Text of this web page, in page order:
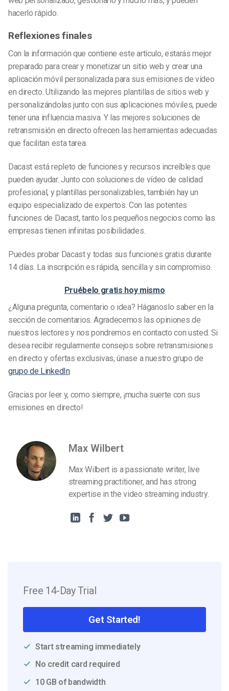
hacerlo rápido.
Reflexiones finales
Con la información que contiene este artículo, estarás mejor
preparado para creary monetizarun sitio web y crear una
aplicación móvil personalizada para sus emisiones de vídeo
en directo. Utilizando las mejores plantillas de sitios web y
personalizándolas junto con sus aplicaciones móviles, puede
tener una influencia masiva. Y las mejores soluciones de
retransmisión en directo ofrecen las herramientas adecuadas
que facilitan esta tarea.
Dacast está repleto de funciones y recursos increíbles que
pueden ayudar. Junto con soluciones de vídeo de calidad
profesional, y plantillas personalizables, también hay un
equipo especializado de expertos. Con las potentes
funciones de Dacast, tanto los pequeños negocios como las
empresas tienen infinitas posibilidades.
Puedes probar Dacast y todas sus funciones gratis durante
14 días. La inscripción es rápida, sencilla y sin compromiso.
Pruébelo gratis hoy mismo
¿Alguna pregunta, comentario o idea? Háganoslo saber en la
sección de comentarios. Agradecemos las opiniones de
nuestros lectores y nos pondremos en contacto con usted. Si
desea recibir regularmente consejos sobre retransmisiones
en directo y ofertas exclusivas, únase a nuestro grupo de
grupo de LinkedIn.
Gracias por leer y, como siempre, ¡mucha suerte con sus
emisiones en directo!
Max Wilbert
Max Wilbert is a passionate writer, live
streaming practitioner, and has strong
expertise in the video streaming industry.
Free 14-Day Trial
Get Started!
Start streaming immediately
No credit card required
10 GB of bandwidth